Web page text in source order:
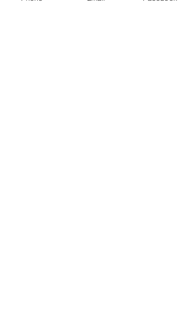
tissus de muscle. Concretamente,